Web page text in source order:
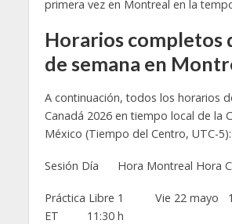
primera vez en Montreal en la
Horarios completos
de semana en
A continuación, todos los horarios
Canadá 2026 en tiempo local de la
México (Tiempo del Centro, UTC-5):
Sesión Día Hora Montreal Hora
Práctica Libre 1 Vie 22 mayo
ET 11:30 h